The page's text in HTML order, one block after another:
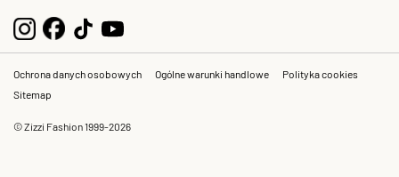
Ochrona danych osobowych Ogólne warunki handlowe
Polityka cookies
Sitemap
© Zizzi Fashion 1999-2026